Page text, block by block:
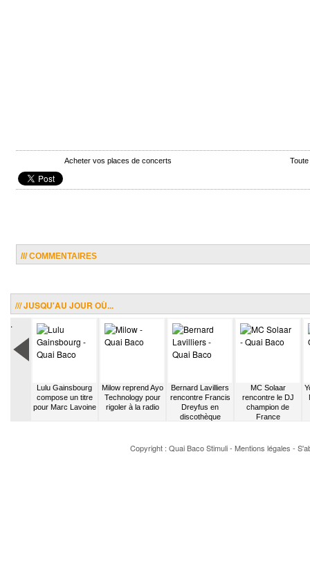
Acheter vos places de concerts
/// COMMENTAIRES
/// JUSQU'AU JOUR OÙ...
.
Lulu Gainsbourg
compose un titre
pour Marc Lavoine
Milow reprend Ayo
Technology pour
rigoler à la radio
Bernard Lavilliers
rencontre Francis
Dreyfus en
discothèque
MC Solaar
rencontre le DJ
champion de
France
Copyright : Quai BacoStimuli- Mentions légales -